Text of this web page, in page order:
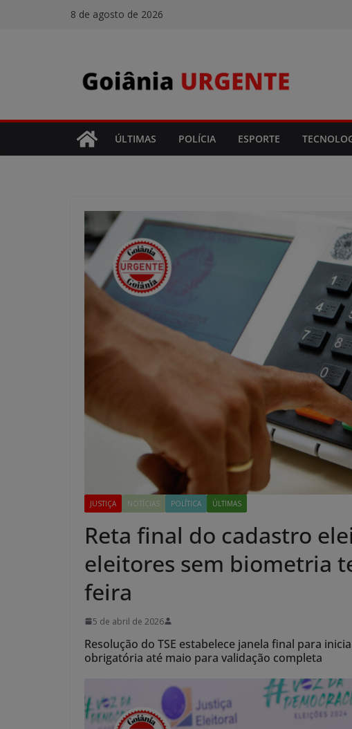
8 de agosto de 2026
ÚLTIMAS POLÍCIA ESPORTE
JUSTIÇA NOTÍCIAS POLÍTICA ÚLTIMAS
Reta final do cadastro
eleitores sem biometria
feira
5 de abril de 2026
Resolução do TSE estabelece janela final para
obrigatória até maio para validação completa